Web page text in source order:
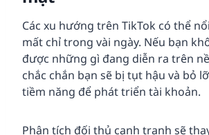
Các xu hướng trên TikTok có thể
mất chỉ trong vài ngày. Nếu bạn
được những gì đang diễn ra trên
chắc chắn bạn sẽ bị tụt hậu và bỏ
tiềm năng để phát triển tài khoản.
Phân tích đối thủ cạnh tranh sẽ